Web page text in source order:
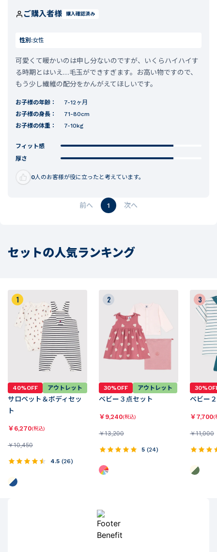
ご購入者様 購入確認済み
性別:女性
可愛くて暖かいのは申し分ないのですが、いくらハイハイす
る時期とはいえ…毛玉ができすぎます。お高い物ですので、
もう少し繊維の配分をかんがえてほしいです。
お子様の年齢：
7-12ヶ月
お子様の身長：
71-80cm
お子様の体重：
7-10kg
フィット感
厚さ
0人のお客様が役に立ったと考えています。
1
セットの人気ランキング
1
40%OFF アウトレット
サロペット＆ボディセッ
ト
￥ 6,270(税込)
￥10,450
4.5 (26)
2
30%OFF アウトレット
ベビー３点セット
￥ 9,240(税込)
￥13,200
5 (24)
3
ベビー
￥ 7,700(
￥11,000